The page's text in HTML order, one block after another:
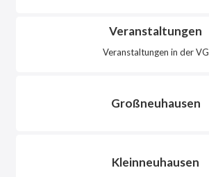
Veranstaltungen
Veranstaltungen in der VG
Großneuhausen
Kleinneuhausen